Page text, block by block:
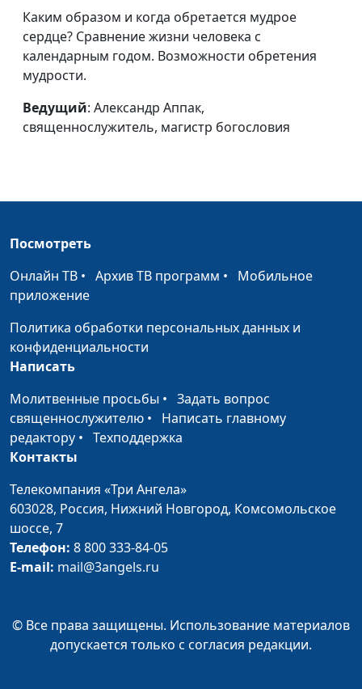
Божье
предназначение
мужчины
Виталий Киссер,
священнослужитель
священнослужитель
Тактика зла
Виталий Грушко,
#103
Разочарование и
спасение
священнослужитель
Рождение Иисуса
Христа
священнослужитель
Путь Бога к человеку
Завтра начинается
сегодня
Виталий Грушко,
священнослужитель
Грех Анании и
Сапфиры
Начало гонений на
христиан
Аркадий Балкан,
#97
Исцеление у Красных
Пятидесятница
Аркадий Балкан,
священнослужитель
#95
Каким образом и когда обретается мудрое
сердце? Сравнение жизни человека с
календарным годом. Возможности обретения
мудрости.
Ведущий: Александр Аппак,
священнослужитель, магистр богословия
Посмотреть
Онлайн ТВ • Архив ТВ программ • Мобильное
приложение
Политика обработки персональных данных и
конфиденциальности
Написать
Молитвенные просьбы • Задать вопрос
священнослужителю • Написать главному
редактору • Техподдержка
Контакты
Телекомпания «Три Ангела»
603028, Россия, Нижний Новгород, Комсомольское
шоссе, 7
Телефон: 8 800 333-84-05
E-mail: mail@3angels.ru
© Все права защищены. Использование материалов
допускается только с согласия редакции.